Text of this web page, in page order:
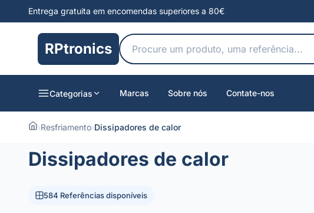
Entrega gratuita em encomendas superiores a 80€
RPtronics
Categorias Marcas Sobre nós Contate-nos
›Resfriamento›Dissipadores de calor
Dissipadores de calor
584 Referências disponíveis